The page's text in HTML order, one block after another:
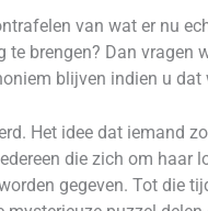
van wat er nu
brengen? Dan vragen
blijven indien u
Het idee dat iemand
die zich om
gegeven. Tot die